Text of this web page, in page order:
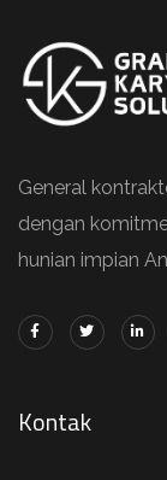
General
dengan
hunian impian
Kontak